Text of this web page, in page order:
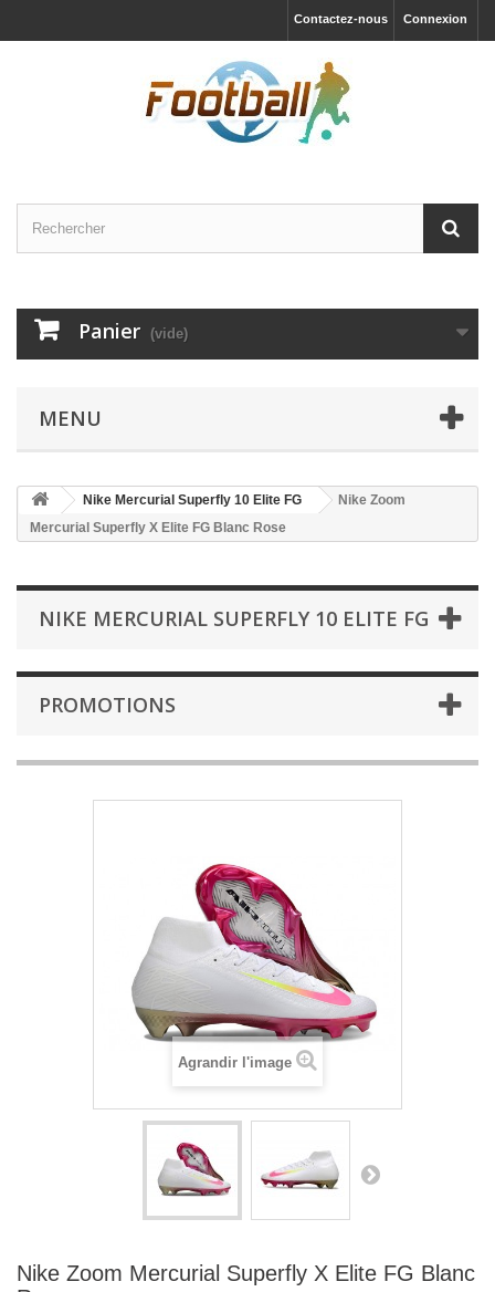
Connexion
Contactez-nous
Panier (vide)
MENU
Nike Mercurial Superfly 10 Elite FG
Nike Zoom
Mercurial Superfly X Elite FG Blanc Rose
NIKE MERCURIAL SUPERFLY 10 ELITE FG
PROMOTIONS
Agrandir l'image
Nike Zoom Mercurial Superfly X Elite FG Blanc